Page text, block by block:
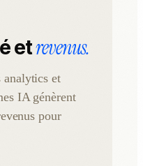
etrevenus.
analytics et
IA génèrent
pour